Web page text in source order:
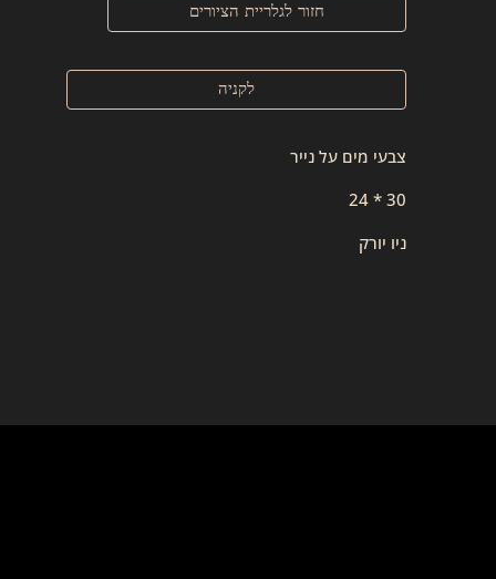
חזור לגלריית הציורים
לקניה
צבעי מים על נייר
30 * 24
ניו יורק